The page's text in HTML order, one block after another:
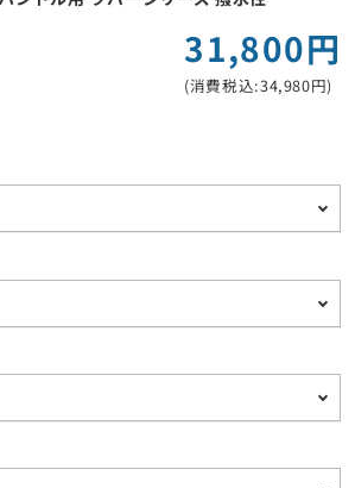
31,800円
(消費税込:34,980円)